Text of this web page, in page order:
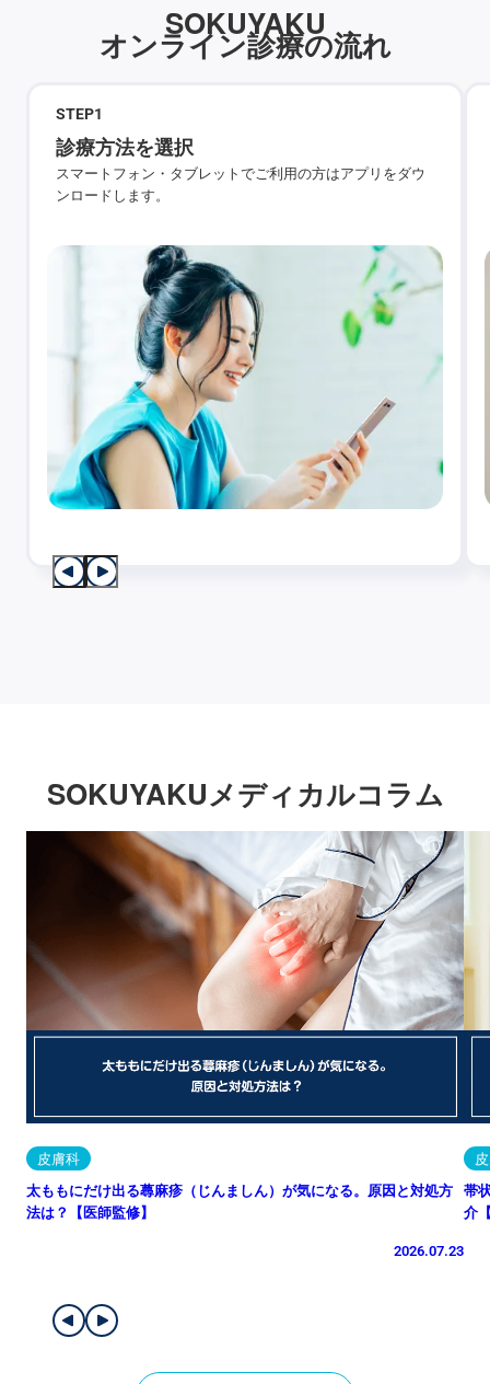
SOKUYAKU
オンライン診療の流れ
STEP1
診療方法を選択
スマートフォン・タブレットでご利用の方はアプリをダウ
ンロードします。
SOKUYAKUメディカルコラム
皮膚科
太ももにだけ出る蕁麻疹（じんましん）が気になる。原因と対処方
法は？【医師監修】
2026.07.23
帯
介